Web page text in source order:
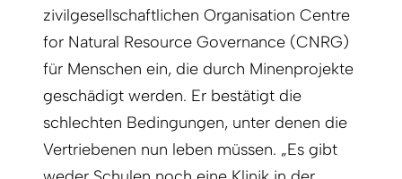
zivilgesellschaftlichen Organisation Centre
for Natural Resource Governance (CNRG)
für Menschen ein, die durch Minenprojekte
geschädigt werden. Er bestätigt die
schlechten Bedingungen, unter denen die
Vertriebenen nun leben müssen. „Es gibt